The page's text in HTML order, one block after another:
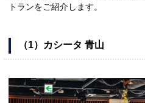
トランをご紹介します。
（1）カシータ 青山